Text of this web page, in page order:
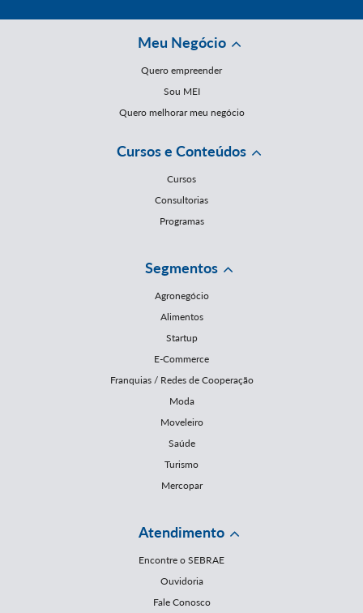
Meu Negócio
Quero empreender
Sou MEI
Quero melhorar meu negócio
Cursos e Conteúdos
Cursos
Consultorias
Programas
Segmentos
Agronegócio
Alimentos
Startup
E-Commerce
Franquias / Redes de Cooperação
Moda
Moveleiro
Saúde
Turismo
Mercopar
Atendimento
Encontre o SEBRAE
Ouvidoria
Fale Conosco